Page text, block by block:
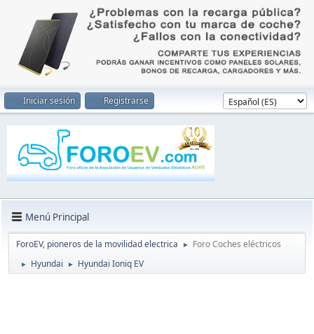
Iniciar sesión Registrarse
Menú Principal
ForoEV, pioneros de la movilidad electrica ► Foro Coches eléctricos
► Hyundai ► Hyundai Ioniq EV